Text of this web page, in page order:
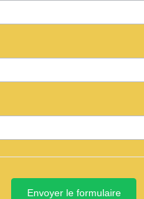
Envoyer le formulaire